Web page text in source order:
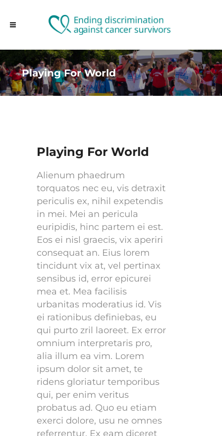
Playing For World
Playing For World
Alienum phaedrum
torquatos nec eu, vis detraxit
periculis ex, nihil expetendis
in mei. Mei an pericula
euripidis, hinc partem ei est.
Eos ei nisl graecis, vix aperiri
consequat an. Eius lorem
tincidunt vix at, vel pertinax
sensibus id, error epicurei
mea et. Mea facilisis
urbanitas moderatius id. Vis
ei rationibus definiebas, eu
qui purto zril laoreet. Ex error
omnium interpretaris pro,
alia illum ea vim. Lorem
ipsum dolor sit amet, te
ridens gloriatur temporibus
qui, per enim veritus
probatus ad. Quo eu etiam
exerci dolore, usu ne omnes
referrentur. Ex eam diceret